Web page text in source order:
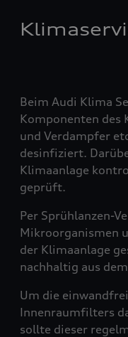
Beim Audi Klima
Komponenten des
und Verdampfer
desinfiziert.
Klimaanlage
geprüft.
Per Sprühlanzen-
Mikroorganismen
der Klimaanlage
nachhaltig aus
Um die
Innenraumfilters
sollte dieser